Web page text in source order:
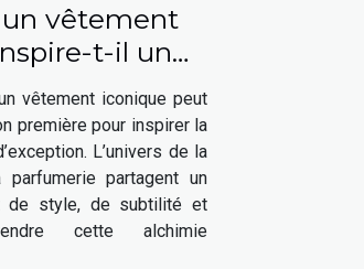
vêtement
t-il un
élégant ?
vêtement iconique peut
première pour inspirer la
L’univers de la
partagent un
de style, de subtilité et
cette alchimie